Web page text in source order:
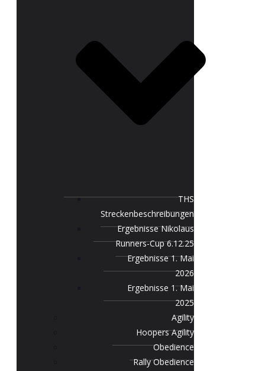
THS
Streckenbeschreibungen
Ergebnisse Nikolaus
Runners-Cup 6.12.25
Ergebnisse 1. Mai
2026
Ergebnisse 1. Mai
2025
Agility
Hoopers Agility
Obedience
Rally Obedience